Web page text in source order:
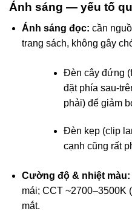
Ánh sáng — yếu tố
Ánh sáng đọc: cần
trang sách, không gây
Đèn cây đứng
đặt phía sau-
phải) để giảm
Đèn kẹp (clip
cạnh cũng rất
Cường độ & nhiệt màu:
mái; CCT ~2700–3500K
mắt.